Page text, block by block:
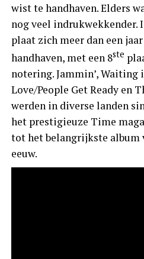
wist te handhaven. Elders
nog veel indrukwekkender.
plaat zich meer dan een
handhaven, met een 8ste
notering. Jammin’, Waiting
Love/People Get Ready en
werden in diverse landen
het prestigieuze Time
tot het belangrijkste album
eeuw.